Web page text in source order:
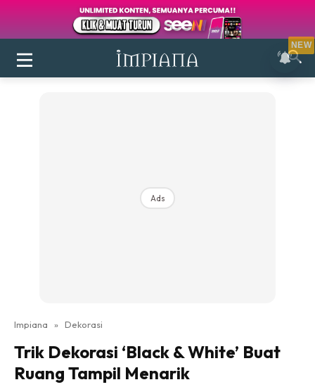
Login|Register
Ruang Makan
Ruang Tamu
Ads
Impiana » Dekorasi
Trik Dekorasi ‘Black & White’ Buat
Ruang Tampil Menarik
NEW